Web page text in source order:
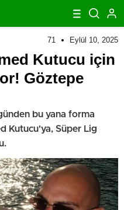
71 Eylül 10, 2025
Kutucu için
Göztepe
bu yana forma
Kutucu'ya, Süper Lig